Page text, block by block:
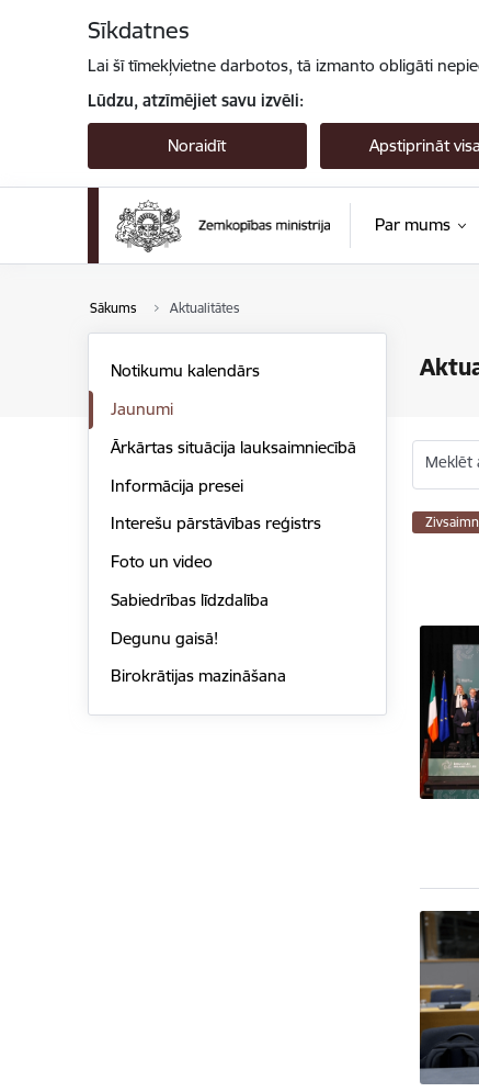
Sīkdatnes
Lai šī tīmekļvietne darbotos, tā izmanto obligāti
Lūdzu, atzīmējiet savu izvēli:
Noraidīt Apstiprināt
Par mums
Sākums Aktualitātes
Notikumu kalendārs
Jaunumi
Ārkārtas situācija lauksaimniecībā
Informācija presei
Interešu pārstāvības reģistrs
Foto un video
Sabiedrības līdzdalība
Degunu gaisā!
Birokrātijas mazināšana
Meklēt